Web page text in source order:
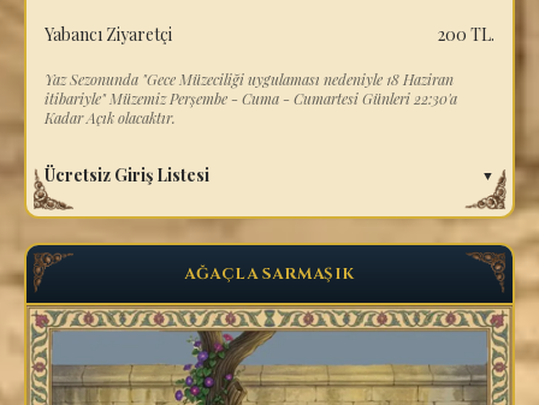
Yabancı Ziyaretçi 200 TL.
Yaz Sezonunda "Gece Müzeciliği uygulaması nedeniyle 18 Haziran
itibariyle" Müzemiz Perşembe - Cuma - Cumartesi Günleri 22:30'a
Kadar Açık olacaktır.
Ücretsiz Giriş Listesi ▼
AĞAÇLA SARMAŞIK